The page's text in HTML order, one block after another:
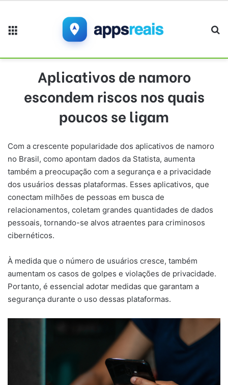
Aplicativos de namoro
escondem riscos nos quais
poucos se ligam
Com a crescente popularidade dos aplicativos de namoro
no Brasil, como apontam dados da Statista, aumenta
também a preocupação com a segurança e a privacidade
dos usuários dessas plataformas. Esses aplicativos, que
conectam milhões de pessoas em busca de
relacionamentos, coletam grandes quantidades de dados
pessoais, tornando-se alvos atraentes para criminosos
cibernéticos.
À medida que o número de usuários cresce, também
aumentam os casos de golpes e violações de privacidade.
Portanto, é essencial adotar medidas que garantam a
segurança durante o uso dessas plataformas.